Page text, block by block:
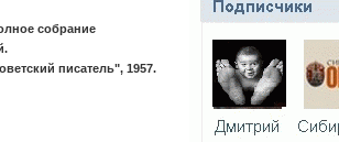
собрание
писатель", 1957.